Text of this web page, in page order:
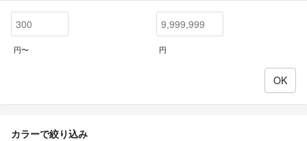
円〜 円
カラーで絞り込み